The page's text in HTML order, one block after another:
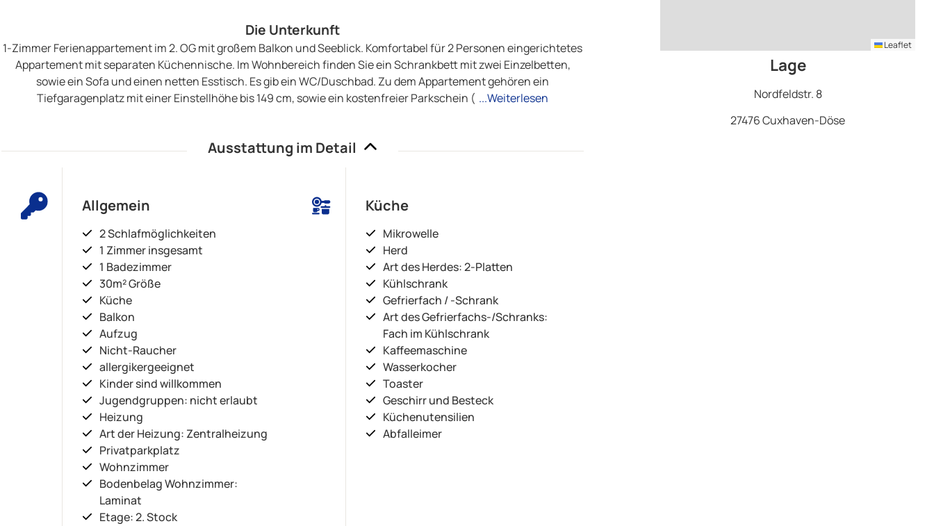
Die Unterkunft
1-Zimmer Ferienappartement im 2. OG mit großem Balkon und Seeblick. Komfortabel für 2 Personen eingerichtetes
Appartement mit separaten Küchennische. Im Wohnbereich finden Sie ein Schrankbett mit zwei Einzelbetten,
sowie ein Sofa und einen netten Esstisch. Es gib ein WC/Duschbad. Zu dem Appartement gehören ein
Tiefgaragenplatz mit einer Einstellhöhe bis 149 cm, sowie ein kostenfreier Parkschein ( ...Weiterlesen
Ausstattung im Detail
Allgemein
2 Schlafmöglichkeiten
1 Zimmer insgesamt
1 Badezimmer
30m² Größe
Küche
Balkon
Aufzug
Nicht-Raucher
allergikergeeignet
Kinder sind willkommen
Jugendgruppen: nicht erlaubt
Heizung
Art der Heizung: Zentralheizung
Privatparkplatz
Wohnzimmer
Bodenbelag Wohnzimmer:
Laminat
Etage: 2. Stock
Küche
Mikrowelle
Herd
Art des Herdes: 2-Platten
Kühlschrank
Gefrierfach / -Schrank
Art des Gefrierfachs-/Schranks:
Fach im Kühlschrank
Kaffeemaschine
Wasserkocher
Toaster
Geschirr und Besteck
Küchenutensilien
Abfalleimer
Leaflet
Lage
Nordfeldstr. 8
27476 Cuxhaven-Döse